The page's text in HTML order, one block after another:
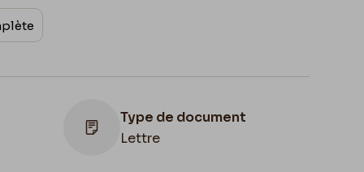
Type de document
Lettre